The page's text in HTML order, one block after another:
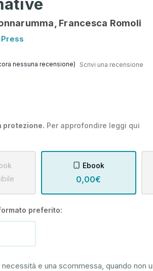
Francesca Romoli
nessuna recensione) Scrivi una recensione
protezione. Per approfondire leggi qui
Ebook
0,00€
preferito:
e una scommessa, quando non